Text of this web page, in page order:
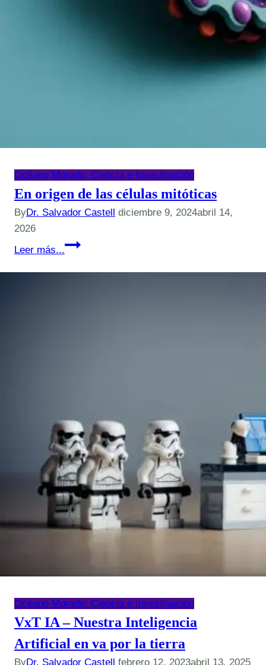
Océano Morado: Ciencia e Investigación
En origen de las células mitóticas
ByDr. Salvador Castell diciembre 9, 2024abril 14,
2026
Leer más...
En
Océano Morado: Ciencia e Investigación
VxT IA – Nuestra Inteligencia
Artificial en va por la tierra
ByDr. Salvador Castell febrero 12, 2023abril 13, 2025